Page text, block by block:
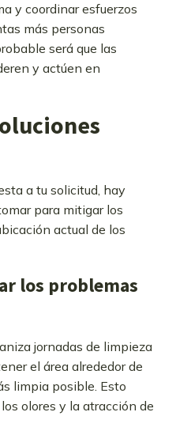
y coordinar esfuerzos
más personas
será que las
y actúen en
a tu solicitud, hay
para mitigar los
actual de los
los problemas
jornadas de limpieza
el área alrededor de
limpia posible. Esto
olores y la atracción de